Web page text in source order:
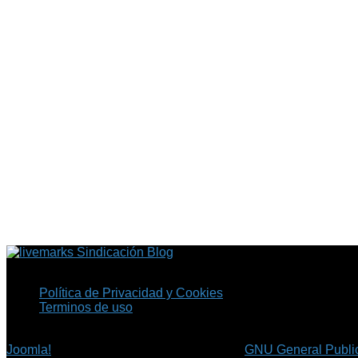
Sindicación Blog
Política de Privacidad y Cookies
Terminos de uso
Joomla!
GNU General